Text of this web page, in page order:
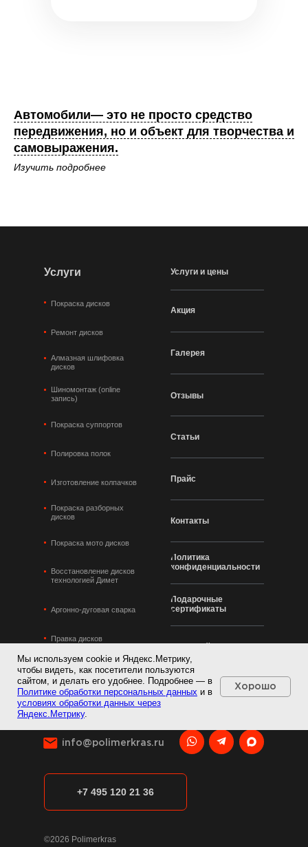
Автомобили— это не просто средство
передвижения, но и объект для творчества и
самовыражения.
Изучить подробнее
Услуги
Покраска дисков
Ремонт дисков
Алмазная шлифовка
дисков
Шиномонтаж (online
запись)
Покраска суппортов
Полировка полок
Изготовление колпачков
Покраска разборных
дисков
Покраска мото дисков
Восстановление дисков
технологией Димет
Аргонно-дуговая сварка
Правка дисков
Брашировка дисков
Изготовление кованых дисков
Услуги и цены
Акция
Галерея
Отзывы
Статьи
Прайс
Контакты
Политика
конфиденциальности
Подарочные
сертификаты
Карта сайта
©2026 Polimerkras
info@polimerkras.ru
+7 495 120 21 36
Мы используем cookie и Яндекс.Метрику,
чтобы видеть, как посетители пользуются
сайтом, и делать его удобнее. Подробнее — в
Политике обработки персональных данных и в
условиях обработки данных через
Яндекс.Метрику.
Хорошо